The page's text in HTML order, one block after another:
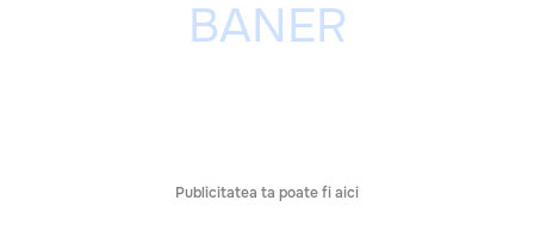
Publicitatea ta poate fi aici